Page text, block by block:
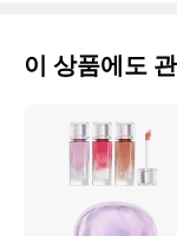
이 상품에도